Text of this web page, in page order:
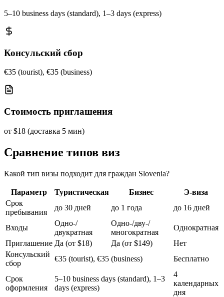
5–10 business days (standard), 1–3 days (express)
Консульский сбор
€35 (tourist), €35 (business)
Стоимость приглашения
от $18 (доставка 5 мин)
Сравнение типов виз
Какой тип визы подходит для граждан Slovenia?
Параметр Туристическая Бизнес
Э-виза
Срок
пребывания
до 30 дней до 1 года до 16 дней
Входы
Одно-/
двукратная
Одно-/дву-/
многократная
Однократная
Приглашение Да (от $18) Да (от $149)
Нет
Консульский
сбор
€35 (tourist), €35 (business) Бесплатно
Срок
оформления
5–10 business days (standard), 1–3
days (express)
4
календарных
дня